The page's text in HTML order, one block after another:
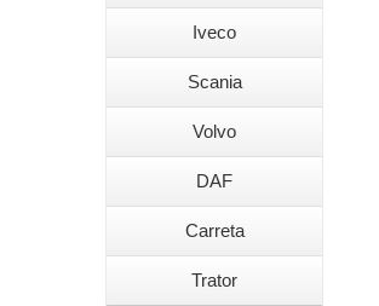
Iveco
Scania
Volvo
DAF
Carreta
Trator